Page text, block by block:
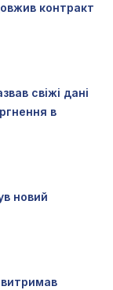
контракт
свіжі дані
в
новий